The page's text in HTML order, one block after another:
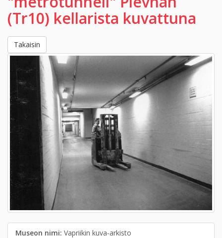
(Tr10) kellarista kuvattuna
Takaisin
Museon nimi: Vapriikin kuva-arkisto